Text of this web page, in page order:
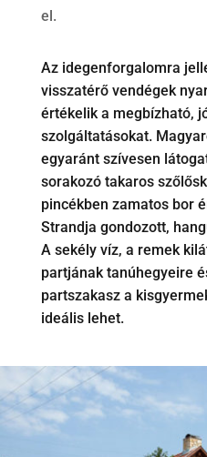
el.
Az idegenforgalomra
visszatérő vendégek
értékelik a megbízható,
szolgáltatásokat.
egyaránt szívesen
sorakozó takaros
pincékben zamatos bor
Strandja gondozott,
A sekély víz, a remek
partjának tanúhegyeire
partszakasz a
ideális lehet.